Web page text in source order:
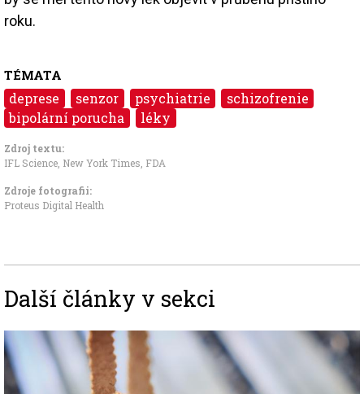
roku.
TÉMATA
deprese senzor psychiatrie
schizofrenie
bipolární porucha
léky
Zdroj textu:
IFL Science, New York Times, FDA
Zdroje fotografii:
Proteus Digital Health
Další články v sekci
Image